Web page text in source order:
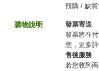
預購 / 缺貨
購物說明
發票寄送
發票將在
您，更多
售後服務
若您收到